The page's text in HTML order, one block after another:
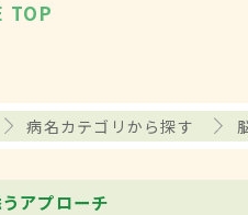
TOP
病名カテゴリから探す
アプローチ